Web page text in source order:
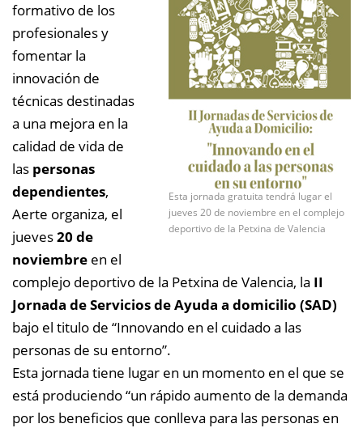
Esta jornada gratuita tendrá lugar el
jueves 20 de noviembre en el complejo
deportivo de la Petxina de Valencia
formativo de los
profesionales y
fomentar la
innovación de
técnicas destinadas
a una mejora en la
calidad de vida de
las personas
dependientes,
Aerte organiza, el
jueves20 de
noviembre en el
complejo deportivo de la Petxina de Valencia, la II
Jornada de Servicios de Ayuda a domicilio (SAD)
bajo el titulo de “Innovando en el cuidado a las
personas de su entorno”.
Esta jornada tiene lugar en un momento en el que se
está produciendo “un rápido aumento de la demanda
por los beneficios que conlleva para las personas en